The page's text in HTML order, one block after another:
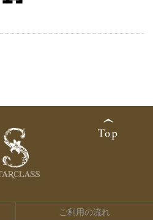
ご利用の流れ